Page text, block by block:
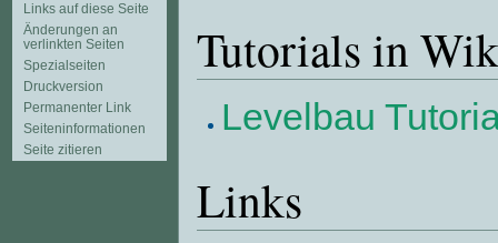
Tutorials in
Levelbau
Links
Links auf diese Seite
Änderungen an
verlinkten Seiten
Spezialseiten
Druckversion
Permanenter Link
Seiten­informationen
Seite zitieren